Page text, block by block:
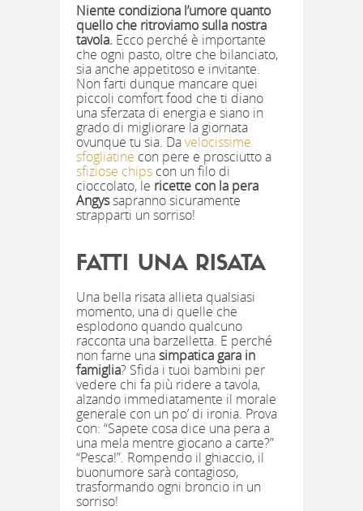
Niente condiziona l’umore quanto
quello che ritroviamo sulla nostra
tavola. Ecco perché è importante
che ogni pasto, oltre che bilanciato,
sia anche appetitoso e invitante.
Non farti dunque mancare quei
piccoli comfort food che ti diano
una sferzata di energia e siano in
grado di migliorare la giornata
ovunque tu sia. Davelocissime
sfogliatine con pere e prosciutto a
sfiziose chips con un filo di
cioccolato, le ricette con la pera
Angyssapranno sicuramente
strapparti un sorriso!
FATTI UNA RISATA
Una bella risata allieta qualsiasi
momento, una di quelle che
esplodono quando qualcuno
racconta una barzelletta. E perché
non farne unasimpatica gara in
famiglia? Sfida i tuoi bambini per
vedere chi fa più ridere a tavola,
alzando immediatamente il morale
generale con un po’ di ironia. Prova
con: “Sapete cosa dice una pera a
una mela mentre giocano a carte?”
“Pesca!”. Rompendo il ghiaccio, il
buonumore sarà contagioso,
trasformando ogni broncio in un
sorriso!